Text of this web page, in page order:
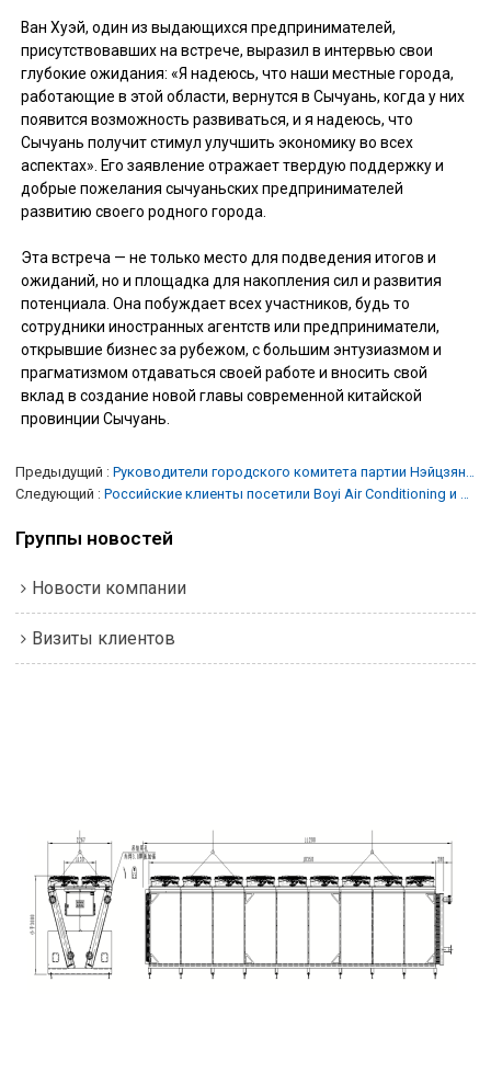
Ван Хуэй, один из выдающихся предпринимателей,
присутствовавших на встрече, выразил в интервью свои
глубокие ожидания: «Я надеюсь, что наши местные города,
работающие в этой области, вернутся в Сычуань, когда у них
появится возможность развиваться, и я надеюсь, что
Сычуань получит стимул улучшить экономику во всех
аспектах». Его заявление отражает твердую поддержку и
добрые пожелания сычуаньских предпринимателей
развитию своего родного города.
Эта встреча — не только место для подведения итогов и
ожиданий, но и площадка для накопления сил и развития
потенциала. Она побуждает всех участников, будь то
сотрудники иностранных агентств или предприниматели,
открывшие бизнес за рубежом, с большим энтузиазмом и
прагматизмом отдаваться своей работе и вносить свой
вклад в создание новой главы современной китайской
провинции Сычуань.
Предыдущий
Следующий
Группы новостей
Новости компании
Визиты клиентов